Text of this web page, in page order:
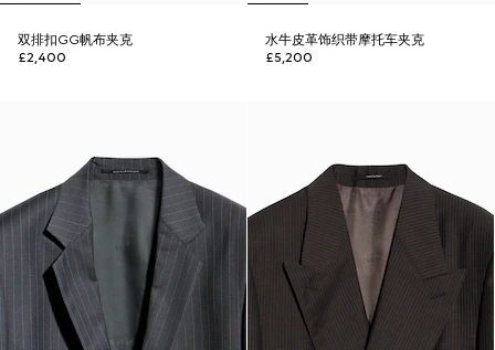
双排扣GG帆布夹克
£2,400
水牛皮革饰织带摩托车夹克
£5,200